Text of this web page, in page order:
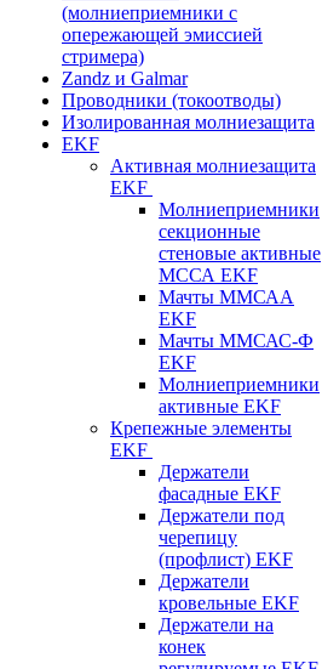
(молниеприемники с
опережающей эмиссией
стримера)
Zandz и Galmar
Проводники (токоотводы)
Изолированная молниезащита
EKF
Активная молниезащита
EKF
Молниеприемники
секционные
стеновые активные
МССА EKF
Мачты ММСАА
EKF
Мачты ММСАС-Ф
EKF
Молниеприемники
активные EKF
Крепежные элементы
EKF
Держатели
фасадные EKF
Держатели под
черепицу
(профлист) EKF
Держатели
кровельные EKF
Держатели на
конек